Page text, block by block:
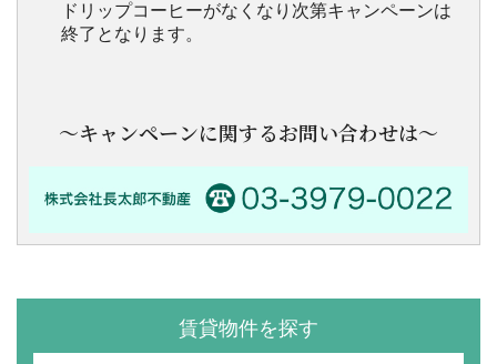
ドリップコーヒーがなくなり次第キャンペーンは
終了となります。
～キャンペーンに関するお問い合わせは～
賃貸物件を探す